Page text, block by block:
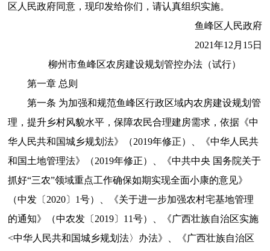
区人民政府同意，现印发给你们，请认真组织实施。
鱼峰区人民政府
2021年12月15日
柳州市鱼峰区农房建设规划管控办法（试行）
第一章 总则
第一条 为加强和规范鱼峰区行政区域内农房建设规划管
理，提升乡村风貌水平，保障农民合理建房需求，依据《中
华人民共和国城乡规划法》（2019年修正）、《中华人民共
和国土地管理法》（2019年修正）、《中共中央 国务院关于
抓好“三农”领域重点工作确保如期实现全面小康的意见》
（中发〔2020〕1号）、《关于进一步加强农村宅基地管理
的通知》（中农发〔2019〕11号）、《广西壮族自治区实施
<中华人民共和国城乡规划法〉办法》、《广西壮族自治区